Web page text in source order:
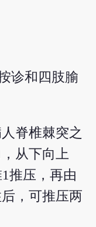
诊和四肢腧
脊椎棘突之
从下向上
推压，再由
，可推压两